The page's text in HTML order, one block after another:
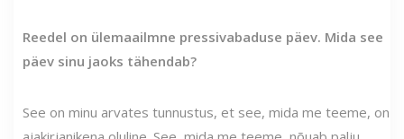
Reedel on ülemaailmne pressivabaduse päev. Mida see
päev sinu jaoks tähendab?
See on minu arvates tunnustus, et see, mida me teeme, on